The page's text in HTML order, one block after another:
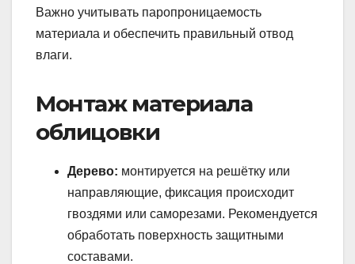
Важно учитывать паропроницаемость
материала и обеспечить правильный отвод
влаги.
Монтаж материала
облицовки
Дерево: монтируется на решётку или
направляющие, фиксация происходит
гвоздями или саморезами. Рекомендуется
обработать поверхность защитными
составами.